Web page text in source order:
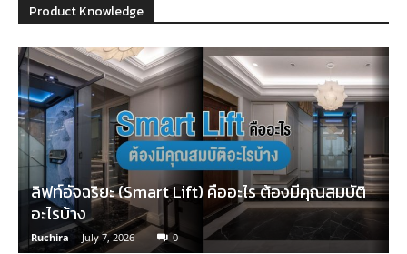
Product Knowledge
ลิฟท์อัจฉริยะ (Smart Lift) คืออะไร ต้องมีคุณสมบัติ
อะไรบ้าง
Ruchira - July 7, 2026 0